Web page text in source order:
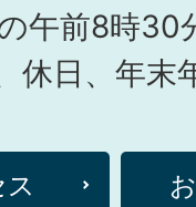
午前8時30
休日、年末